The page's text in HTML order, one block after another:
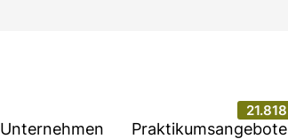
Unternehmen Praktikumsangebote
21.818